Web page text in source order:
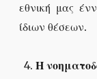
εθνική μας
ίδιων θέσεων.
Η